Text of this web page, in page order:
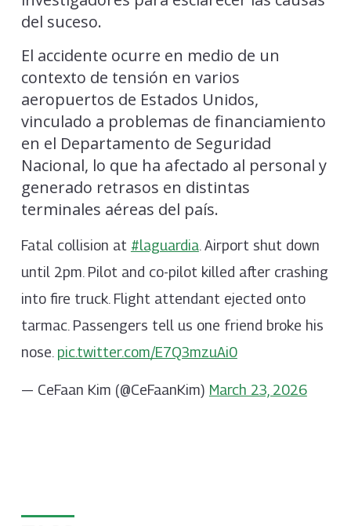
del suceso.
El accidente ocurre en medio de un
contexto de tensión en varios
aeropuertos de Estados Unidos,
vinculado a problemas de financiamiento
en el Departamento de Seguridad
Nacional, lo que ha afectado al personal y
generado retrasos en distintas
terminales aéreas del país.
Fatal collision at #laguardia. Airport shut down
until 2pm. Pilot and co-pilot killed after crashing
into fire truck. Flight attendant ejected onto
tarmac. Passengers tell us one friend broke his
nose. pic.twitter.com/E7Q3mzuAi0
— CeFaan Kim (@CeFaanKim) March 23, 2026